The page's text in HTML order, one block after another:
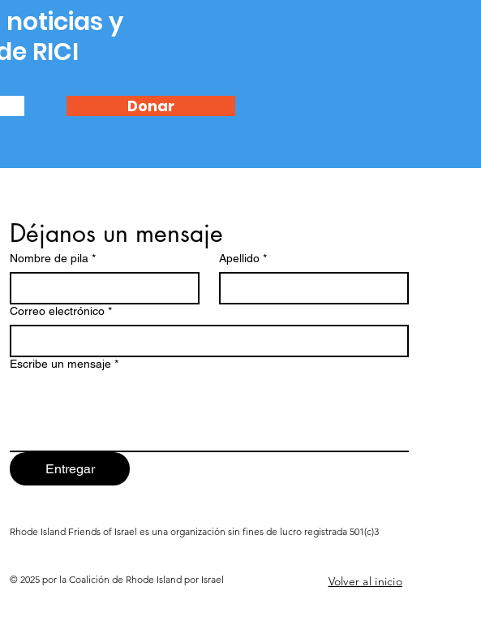
y
RICI
Donar
Déjanos un mensaje
Nombre de pila * Apellido *
Correo electrónico *
Escribe un mensaje *
Entregar
Rhode Island Friends of Israel es una organización sin fines de lucro registrada 501(c)3
© 2025 por la Coalición de Rhode Island por Israel Volver al inicio